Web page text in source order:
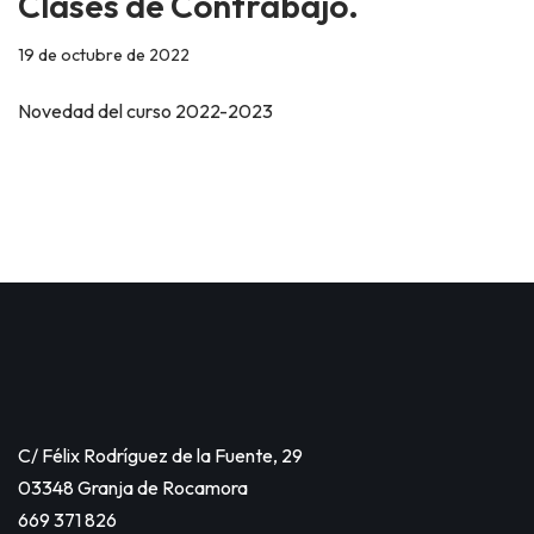
19 de octubre de 2022
Novedad del curso 2022-2023
C/ Félix Rodríguez de la Fuente, 29
03348 Granja de Rocamora
669 371 826